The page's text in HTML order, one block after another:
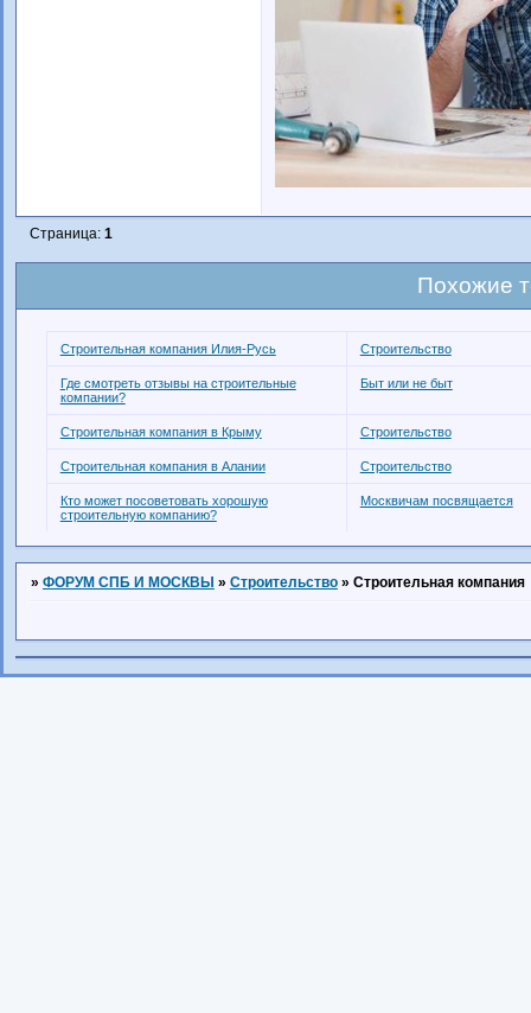
Страница: 1
Похожие
Строительная компания Илия-Русь Строительство
Где смотреть отзывы на строительные
компании?
Быт или не быт
Строительная компания в Крыму Строительство
Строительная компания в Алании Строительство
Кто может посоветовать хорошую
строительную компанию?
Москвичам посвящается
» ФОРУМ СПБ И МОСКВЫ » Строительство » Строительная компания